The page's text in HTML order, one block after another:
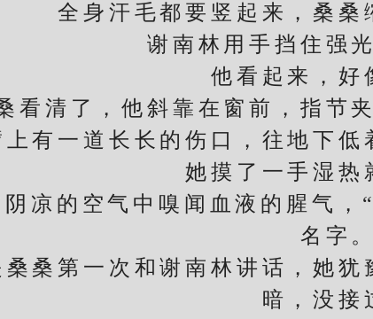
全身汗毛都要竖起来，桑桑
谢南林用手挡住强光
他看起来，好
清了，他斜靠在窗前，指节夹
有一道长长的伤口，往地下低
她摸了一手湿热
的空气中嗅闻血液的腥气，“
名字。
第一次和谢南林讲话，她犹
暗，没接